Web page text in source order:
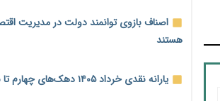
کاهش می‌یابد
میلیارد دلاری
اصناف بازوی توانمند دولت در مدیریت
هستند
یارانه نقدی خرداد ۱۴۰۵ دهک‌های چهارم تا نهم واریز شد